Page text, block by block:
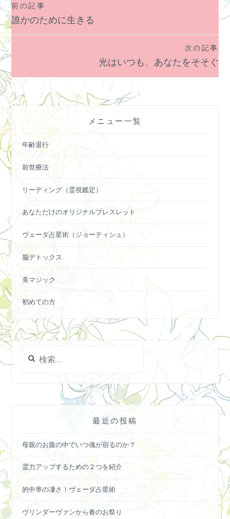
投
稿
ナ
ビ
ゲ
ー
シ
ョ
ン
前の記事
誰かのために生きる
次の記事
光はいつも、あなたをそそぐ
メニュー一覧
年齢退行
前世療法
リーディング（霊視鑑定）
あなただけのオリジナルブレスレット
ヴェーダ占星術（ジョーティシュ）
脳デトックス
美マジック
初めての方
索:
最近の投稿
母親のお腹の中でいつ魂が宿るのか？
霊力アップするための２つを紹介
的中率の凄さ！ヴェーダ占星術
ヴリンダーヴァンから春のお祭り